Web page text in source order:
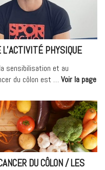
PHYSIQUE
sensibilisation et au
du côlon est … Voir la page«
:
les
de
DU CÔLON / LES